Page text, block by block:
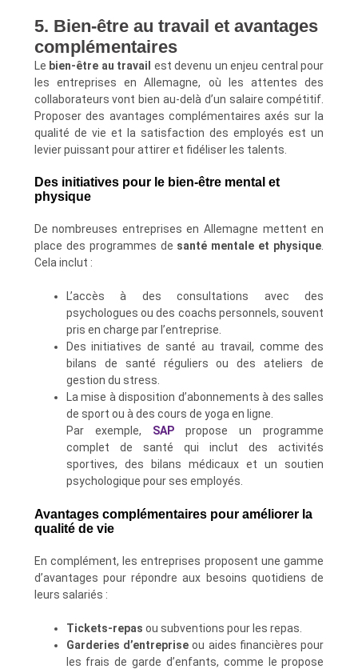
5. Bien-être au travail et avantages
complémentaires
Le bien-être au travail est devenu un enjeu central pour
les entreprises en Allemagne, où les attentes des
collaborateurs vont bien au-delà d’un salaire compétitif.
Proposer des avantages complémentaires axés sur la
qualité de vie et la satisfaction des employés est un
levier puissant pour attirer et fidéliser les talents.
Des initiatives pour le bien-être mental et
physique
De nombreuses entreprises en Allemagne mettent en
place des programmes de santé mentale et physique.
Cela inclut :
L’accès à des consultations avec des
psychologues ou des coachs personnels, souvent
pris en charge par l’entreprise.
Des initiatives de santé au travail, comme des
bilans de santé réguliers ou des ateliers de
gestion du stress.
La mise à disposition d’abonnements à des salles
de sport ou à des cours de yoga en ligne.
Par exemple, SAPpropose un programme
complet de santé qui inclut des activités
sportives, des bilans médicaux et un soutien
psychologique pour ses employés.
Avantages complémentaires pour améliorer la
qualité de vie
En complément, les entreprises proposent une gamme
d’avantages pour répondre aux besoins quotidiens de
leurs salariés :
Tickets-repas ou subventions pour les repas.
Garderies d’entrepriseou aides financières pour
les frais de garde d’enfants, comme le propose